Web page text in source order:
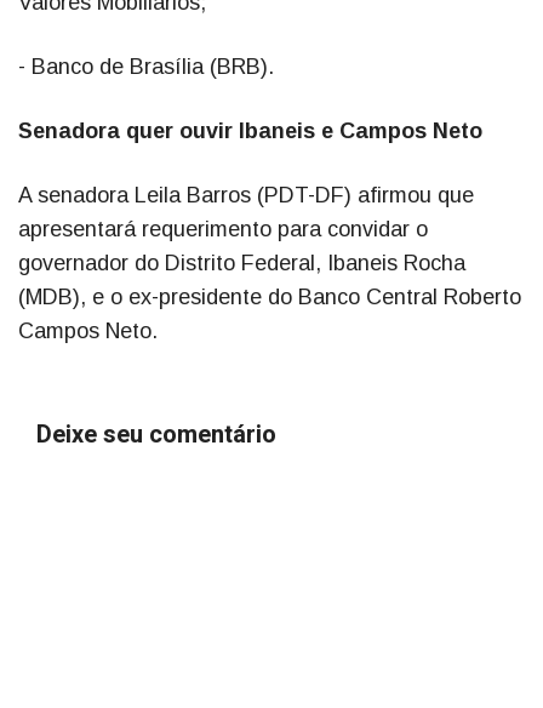
- Banco de Brasília (BRB).
Senadora quer ouvir Ibaneis e Campos Neto
A senadora Leila Barros (PDT-DF) afirmou que
apresentará requerimento para convidar o
governador do Distrito Federal, Ibaneis Rocha
(MDB), e o ex-presidente do Banco Central Roberto
Campos Neto.
Deixe seu comentário